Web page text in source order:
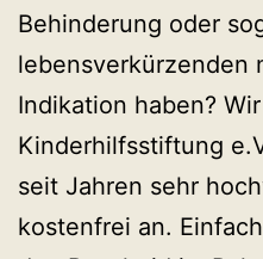
Behinderung oder
lebensverkürzenden
Indikation haben?
Kinderhilfsstiftung
seit Jahren sehr
kostenfrei an.